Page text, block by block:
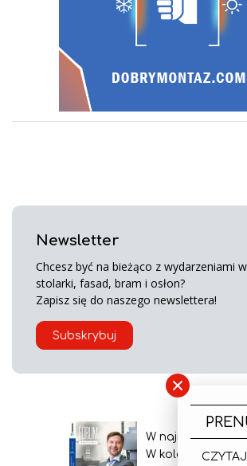
Newsletter
Chcesz być na bieżąco z wydarzeniami
stolarki, fasad, bram i osłon?
Zapisz się do naszego newslettera!
Subskrybuj
W najnowszym
W kolejnym
×